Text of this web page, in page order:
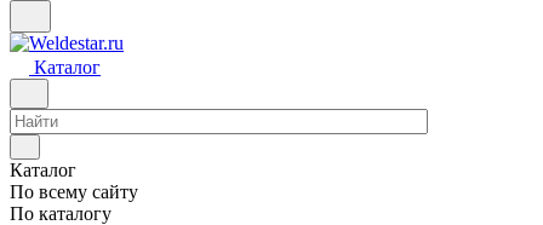
Каталог
Каталог
По всему сайту
По каталогу